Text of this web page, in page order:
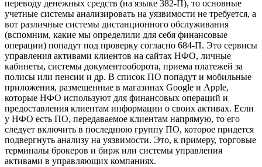
переводу денежных средств (на языке 382-П), то основные
учетные системы анализировать на уязвимости не требуется, а
вот различные системы дистанционного обслуживания
(вспомним, какие мы определили для себя финансовые
операции) попадут под проверку согласно 684-П. Это сервисы
управления активами клиентов на сайтах НФО, личные
кабинеты, системы документооборота, приема платежей за
полисы или пенсии и др. В список ПО попадут и мобильные
приложения, размещенные в магазинах Google и Apple,
которые НФО используют для финансовых операций и
предоставления клиентам информации о своих активах. Если
у НФО есть ПО, передаваемое клиентам напрямую, то его
следует включить в последнюю группу ПО, которое придется
подвергнуть анализу на уязвимости. Это, к примеру, торговые
терминалы брокеров и бирж или системы управления
активами в управляющих компаниях.